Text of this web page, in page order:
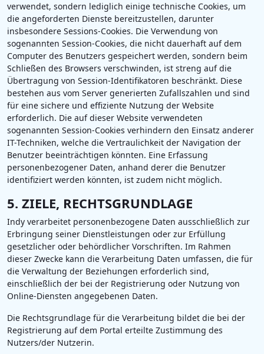
verwendet, sondern lediglich einige technische Cookies, um
die angeforderten Dienste bereitzustellen, darunter
insbesondere Sessions-Cookies. Die Verwendung von
sogenannten Session-Cookies, die nicht dauerhaft auf dem
Computer des Benutzers gespeichert werden, sondern beim
Schließen des Browsers verschwinden, ist streng auf die
Übertragung von Session-Identifikatoren beschränkt. Diese
bestehen aus vom Server generierten Zufallszahlen und sind
für eine sichere und effiziente Nutzung der Website
erforderlich. Die auf dieser Website verwendeten
sogenannten Session-Cookies verhindern den Einsatz anderer
IT-Techniken, welche die Vertraulichkeit der Navigation der
Benutzer beeinträchtigen könnten. Eine Erfassung
personenbezogener Daten, anhand derer die Benutzer
identifiziert werden könnten, ist zudem nicht möglich.
5. ZIELE, RECHTSGRUNDLAGE
Indy verarbeitet personenbezogene Daten ausschließlich zur
Erbringung seiner Dienstleistungen oder zur Erfüllung
gesetzlicher oder behördlicher Vorschriften. Im Rahmen
dieser Zwecke kann die Verarbeitung Daten umfassen, die für
die Verwaltung der Beziehungen erforderlich sind,
einschließlich der bei der Registrierung oder Nutzung von
Online-Diensten angegebenen Daten.
Die Rechtsgrundlage für die Verarbeitung bildet die bei der
Registrierung auf dem Portal erteilte Zustimmung des
Nutzers/der Nutzerin.